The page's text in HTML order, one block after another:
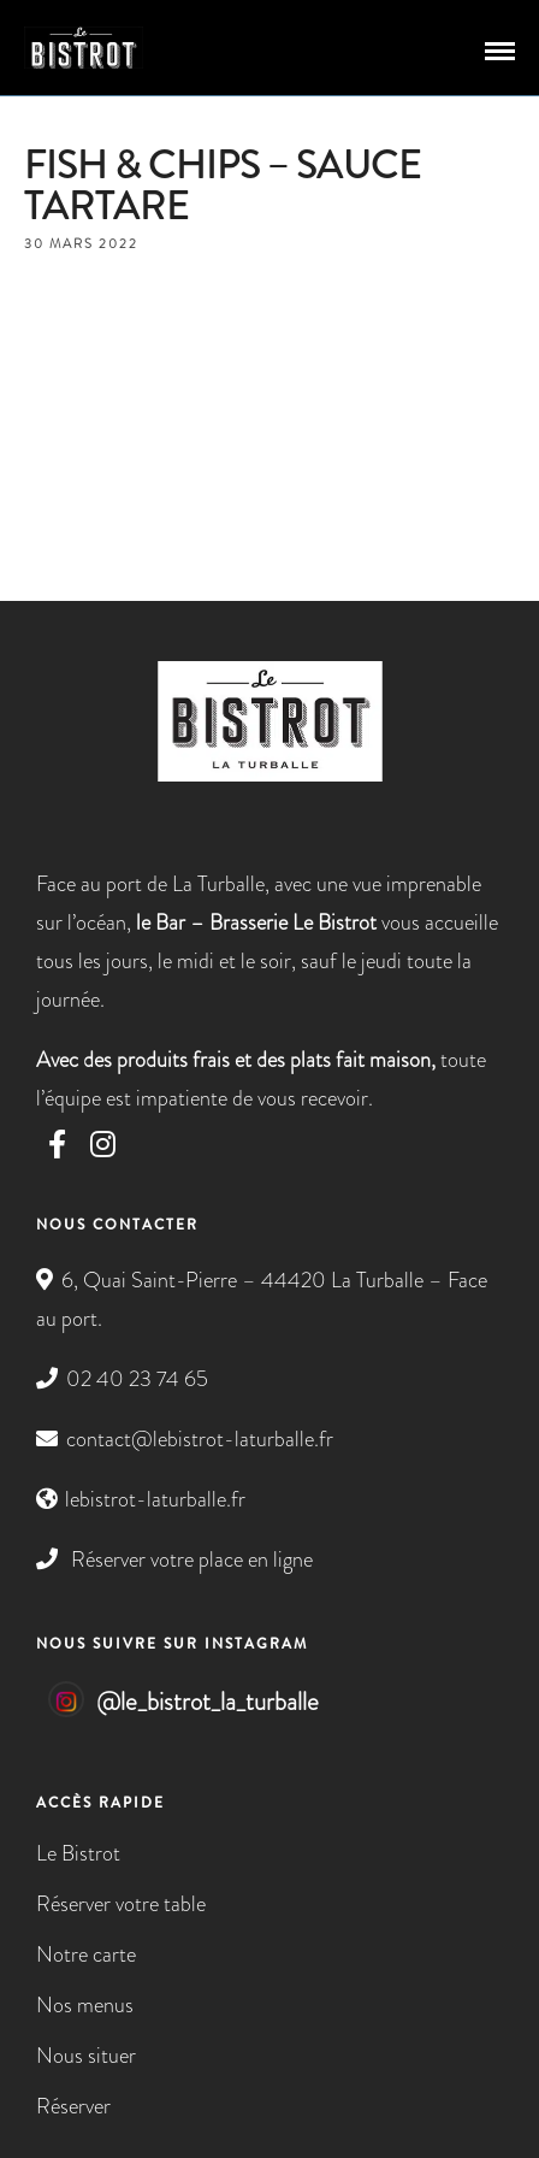
FISH & CHIPS – SAUCE
TARTARE
30 MARS 2022
Face au port de La Turballe, avec une vue imprenable
sur l’océan, le Bar – Brasserie Le Bistrotvous accueille
tous les jours, le midi et le soir, sauf le jeudi toute la
journée.
Avec des produits frais et des plats fait maison,toute
l’équipe est impatiente de vous recevoir.
NOUS CONTACTER
6, Quai Saint-Pierre – 44420 La Turballe – Face
au port.
02 40 23 74 65
contact@lebistrot-laturballe.fr
lebistrot-laturballe.fr
Réserver votre place en ligne
NOUS SUIVRE SUR INSTAGRAM
@le_bistrot_la_turballe
ACCÈS RAPIDE
Le Bistrot
Réserver votre table
Notre carte
Nos menus
Nous situer
Réserver